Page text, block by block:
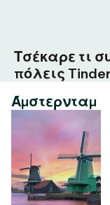
Τσέκαρε τι
πόλεις
Άμστερνταμ